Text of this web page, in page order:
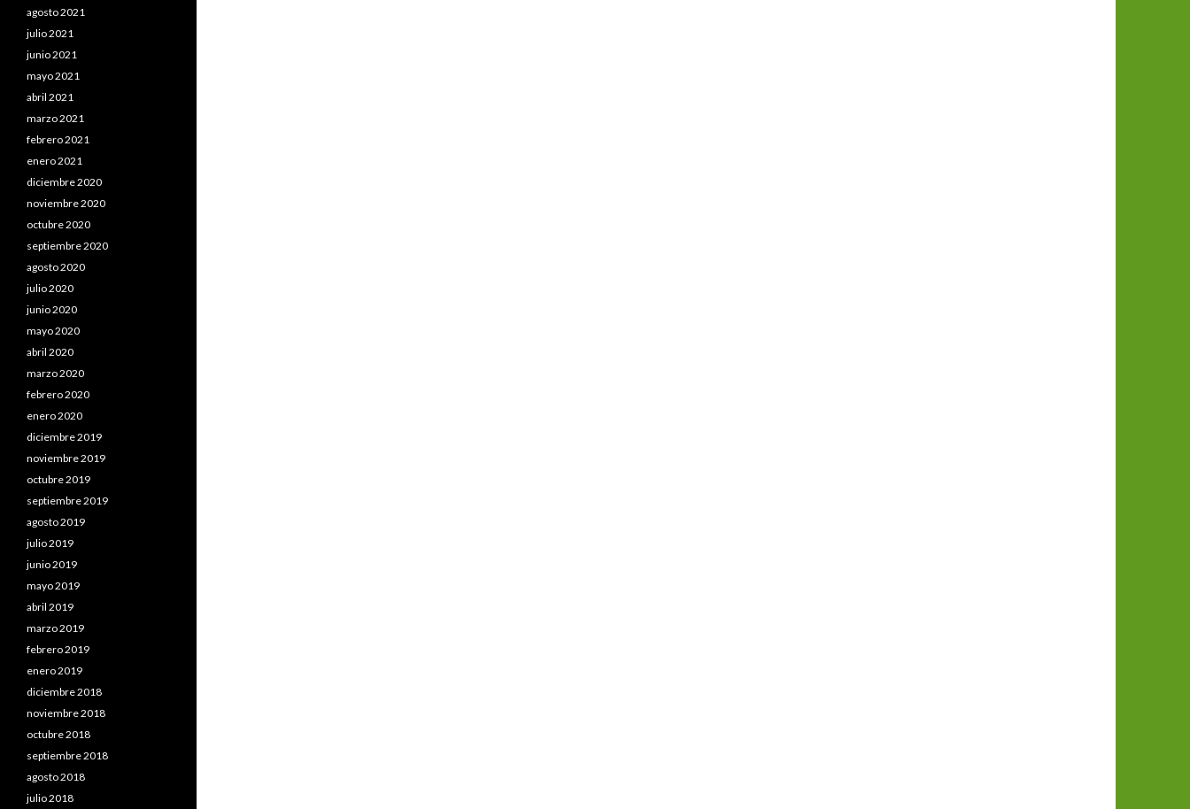
agosto 2021
julio 2021
junio 2021
mayo 2021
abril 2021
marzo 2021
febrero 2021
enero 2021
diciembre 2020
noviembre 2020
octubre 2020
septiembre 2020
agosto 2020
julio 2020
junio 2020
mayo 2020
abril 2020
marzo 2020
febrero 2020
enero 2020
diciembre 2019
noviembre 2019
octubre 2019
septiembre 2019
agosto 2019
julio 2019
junio 2019
mayo 2019
abril 2019
marzo 2019
febrero 2019
enero 2019
diciembre 2018
noviembre 2018
octubre 2018
septiembre 2018
agosto 2018
julio 2018